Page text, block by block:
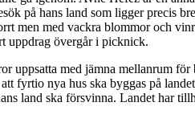
på hans land som ligger precis
men med vackra blommor och
uppdrag övergår i picknick.
med jämna mellanrum
fyrtio nya hus ska byggas på
land ska försvinna. Landet har